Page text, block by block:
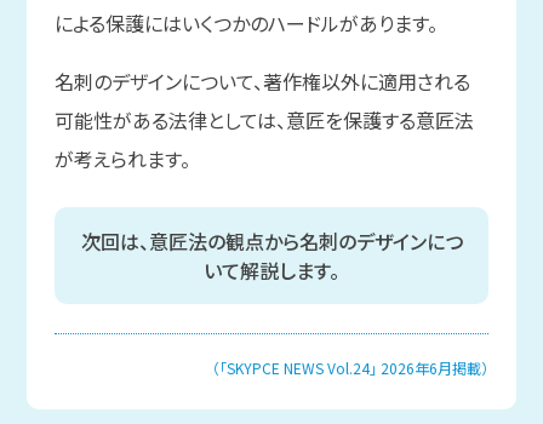
による保護にはいくつかのハードルがあります。
名刺のデザインについて、著作権以外に適用される
可能性がある法律としては、意匠を保護する意匠法
が考えられます。
次回は、意匠法の観点から名刺のデザインにつ
いて解説します。
（「SKYPCE NEWS Vol.24」 2026年6月掲載）